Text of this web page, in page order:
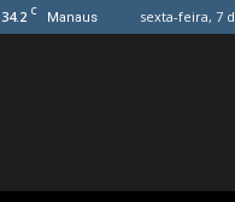
34.2 C Manaus sexta-feira, 7